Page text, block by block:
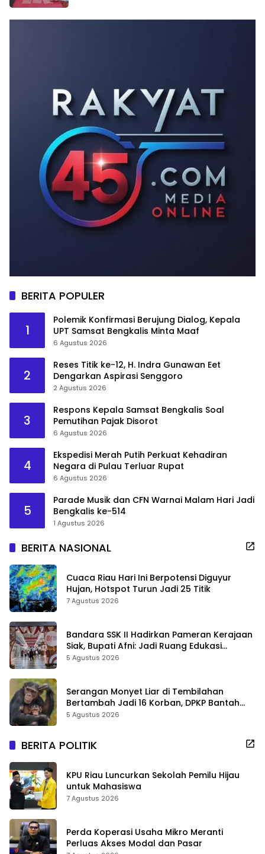
BERITA POPULER
1
Polemik Konfirmasi Berujung Dialog, Kepala
UPT Samsat Bengkalis Minta Maaf
6 Agustus 2026
2
Reses Titik ke-12, H. Indra Gunawan Eet
Dengarkan Aspirasi Senggoro
2 Agustus 2026
3
Respons Kepala Samsat Bengkalis Soal
Pemutihan Pajak Disorot
6 Agustus 2026
4
Ekspedisi Merah Putih Perkuat Kehadiran
Negara di Pulau Terluar Rupat
6 Agustus 2026
5
Parade Musik dan CFN Warnai Malam Hari Jadi
Bengkalis ke-514
1 Agustus 2026
BERITA NASIONAL
Cuaca Riau Hari Ini Berpotensi Diguyur
Hujan, Hotspot Turun Jadi 25 Titik
7 Agustus 2026
Bandara SSK II Hadirkan Pameran Kerajaan
Siak, Bupati Afni: Jadi Ruang Edukasi
Sejarah Riau
5 Agustus 2026
Serangan Monyet Liar di Tembilahan
Bertambah Jadi 16 Korban, DPKP Bantah
Video Gerombolan Viral
5 Agustus 2026
BERITA POLITIK
KPU Riau Luncurkan Sekolah Pemilu Hijau
untuk Mahasiswa
7 Agustus 2026
Perda Koperasi Usaha Mikro Meranti
Perluas Akses Modal dan Pasar